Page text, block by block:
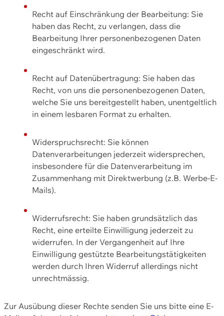
Recht auf Einschränkung der Bearbeitung: Sie
haben das Recht, zu verlangen, dass die
Bearbeitung Ihrer personenbezogenen Daten
eingeschränkt wird.
Recht auf Datenübertragung: Sie haben das
Recht, von uns die personenbezogenen Daten,
welche Sie uns bereitgestellt haben, unentgeltlich
in einem lesbaren Format zu erhalten.
Widerspruchsrecht: Sie können
Datenverarbeitungen jederzeit widersprechen,
insbesondere für die Datenverarbeitung im
Zusammenhang mit Direktwerbung (z.B. Werbe-E-
Mails).
Widerrufsrecht: Sie haben grundsätzlich das
Recht, eine erteilte Einwilligung jederzeit zu
widerrufen. In der Vergangenheit auf Ihre
Einwilligung gestützte Bearbeitungstätigkeiten
werden durch Ihren Widerruf allerdings nicht
unrechtmässig.
Zur Ausübung dieser Rechte senden Sie uns bitte eine E-